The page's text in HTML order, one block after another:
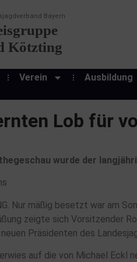
Bayern
Kötzting
Verein Ausbildung
Lob für
wurde der
Nur mäßig besetzt war am
zeigte sich Vorsitzender
Präsidenten des
auf die von Michael Eckl